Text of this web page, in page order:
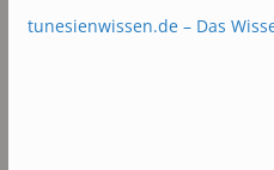
tunesienwissen.de – Das